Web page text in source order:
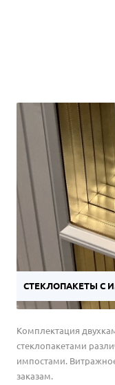
СТЕКЛОПАКЕТЫ С
Комплектация
стеклопакетами
импостами.
заказам.